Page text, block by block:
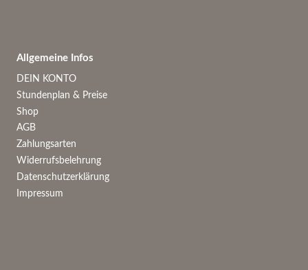
Allgemeine Infos
DEIN KONTO
Stundenplan & Preise
Shop
AGB
Zahlungsarten
Widerrufsbelehrung
Datenschutzerklärung
Impressum